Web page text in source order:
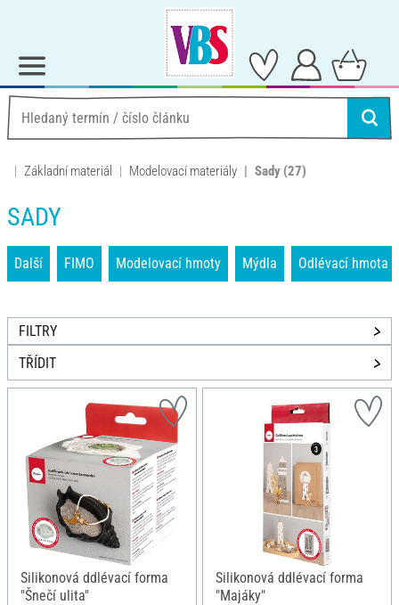
Základní materiál Modelovací materiály Sady (27)
SADY
Další FIMO Modelovací hmoty Mýdla Odlévací hmota
FILTRY
TŘÍDIT
Silikonová ddlévací forma
"Šnečí ulita"
Silikonová ddlévací forma
"Majáky"